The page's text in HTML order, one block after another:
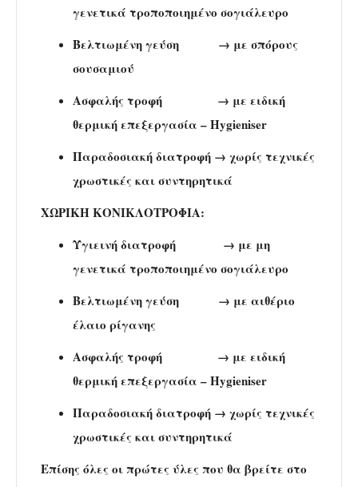
γενετικά τροποποιημένο σογιάλευρο
Βελτιωμένη γεύση → με σπόρους
σουσαμιού
Ασφαλής τροφή → με ειδική
θερμική επεξεργασία – Hygieniser
Παραδοσιακή διατροφή → χωρίς τεχνικές
χρωστικές και συντηρητικά
ΧΩΡΙΚΗ ΚΟΝΙΚΛΟΤΡΟΦΙΑ:
Υγιεινή διατροφή → με μη
γενετικά τροποποιημένο σογιάλευρο
Βελτιωμένη γεύση → με αιθέριο
έλαιο ρίγανης
Ασφαλής τροφή → με ειδική
θερμική επεξεργασία – Hygieniser
Παραδοσιακή διατροφή → χωρίς τεχνικές
χρωστικές και συντηρητικά
Επίσης όλες οι πρώτες ύλες που θα βρείτε στο